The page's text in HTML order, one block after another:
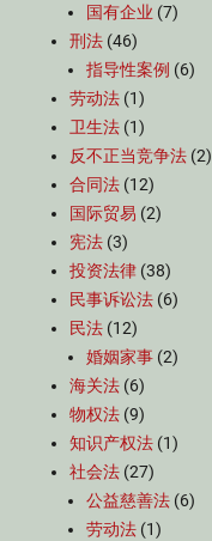
国有企业 (7)
刑法 (46)
指导性案例 (6)
劳动法 (1)
卫生法 (1)
反不正当竞争法 (2)
合同法 (12)
国际贸易 (2)
宪法 (3)
投资法律 (38)
民事诉讼法 (6)
民法 (12)
婚姻家事 (2)
海关法 (6)
物权法 (9)
知识产权法 (1)
社会法 (27)
公益慈善法 (6)
劳动法 (1)